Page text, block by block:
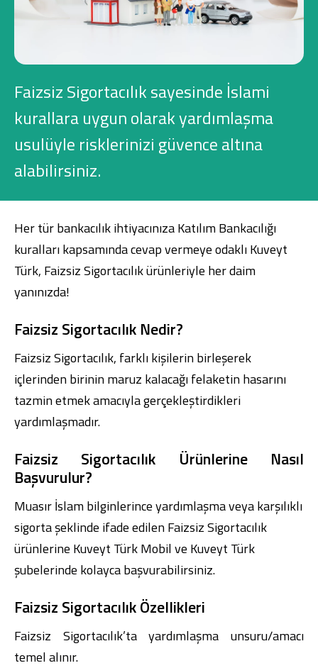
Dijital Bankacılık Hakkımızda Finans Portalı
Yatırımcı İlişkileri
Şube ve ATM’ler
English
Dijital Bankacılık Finans Portalı
Şube ve ATM’ler
Konut Finansmanı
Ticari Kartlar
Tarım Finansmanı
Yatırım
Faizsiz Sigortacılık sayesinde İslami
kurallara uygun olarak yardımlaşma
usulüyle risklerinizi güvence altına
alabilirsiniz.
Her tür bankacılık ihtiyacınıza Katılım Bankacılığı
kuralları kapsamında cevap vermeye odaklı Kuveyt
Türk, Faizsiz Sigortacılık ürünleriyle her daim
yanınızda!
Faizsiz Sigortacılık Nedir?
Faizsiz Sigortacılık, farklı kişilerin birleşerek
içlerinden birinin maruz kalacağı felaketin hasarını
tazmin etmek amacıyla gerçekleştirdikleri
yardımlaşmadır.
Faizsiz Sigortacılık Ürünlerine Nasıl
Başvurulur?
Muasır İslam bilginlerince yardımlaşma veya karşılıklı
sigorta şeklinde ifade edilen Faizsiz Sigortacılık
ürünlerine Kuveyt Türk Mobilve Kuveyt Türk
şubelerinde kolayca başvurabilirsiniz.
Faizsiz Sigortacılık Özellikleri
Faizsiz Sigortacılık’ta yardımlaşma unsuru/amacı
temel alınır.